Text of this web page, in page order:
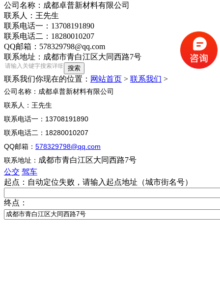
公司名称：成都卓普新材料有限公司
联系人：王先生
联系电话一：13708191890
联系电话二：18280010207
QQ邮箱：578329798@qq.com
联系地址：成都市青白江区大同西路7号
联系我们你现在的位置： 网站首页 > 联系我们 >
公司名称： 成都卓普新材料有限公司
联系人：王先生
联系电话一：13708191890
联系电话二：18280010207
QQ邮箱： 578329798@qq.com
联系地址： 成都市青白江区大同西路7号